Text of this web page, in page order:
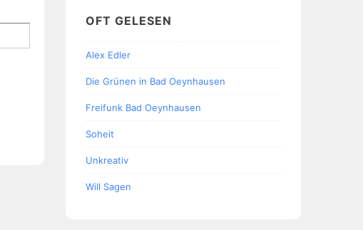
OFT GELESEN
Alex Edler
Die Grünen in Bad Oeynhausen
Freifunk Bad Oeynhausen
Soheit
Unkreativ
Will Sagen